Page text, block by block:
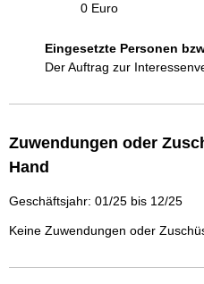
0 Euro
Eingesetzte Personen
Der Auftrag zur
Zuwendungen oder
Hand
Geschäftsjahr: 01/25 bis 12/25
Keine Zuwendungen oder